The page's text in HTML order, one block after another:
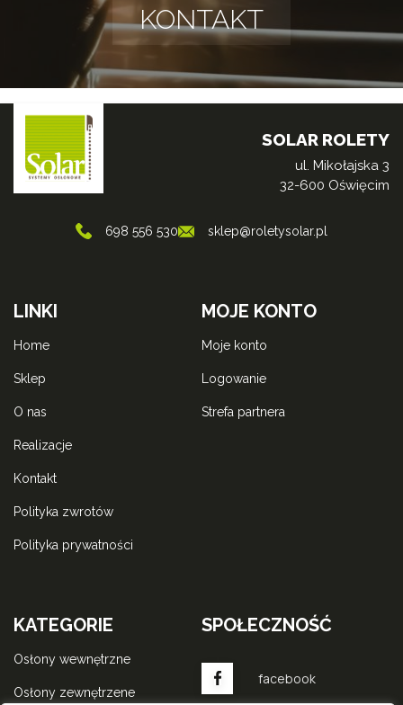
KONTAKT
SOLAR ROLETY
ul. Mikołajska 3
32-600 Oświęcim
698 556 530 sklep@roletysolar.pl
LINKI
home
sklep
o nas
realizacje
kontakt
polityka zwrotów
polityka prywatności
MOJE KONTO
moje konto
logowanie
strefa partnera
KATEGORIE
osłony wewnętrzne
osłony zewnętrzene
SPOŁECZNOŚĆ
facebook